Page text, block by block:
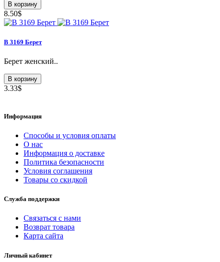
В корзину
8.50$
B 3169 Берет
Берет женский..
В корзину
3.33$
Информация
Способы и условия оплаты
О нас
Информация о доставке
Политика безопасности
Условия соглашения
Товары со скидкой
Служба поддержки
Связаться с нами
Возврат товара
Карта сайта
Личный кабинет